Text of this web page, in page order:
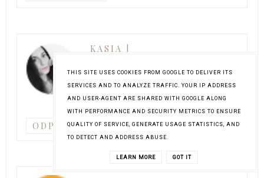
KASIA |
18 października 2014
17:46
Same wspaniałe nowości :)
ODPOWIEDZ
THIS SITE USES COOKIES FROM GOOGLE TO DELIVER ITS
SERVICES AND TO ANALYZE TRAFFIC. YOUR IP ADDRESS
AND USER-AGENT ARE SHARED WITH GOOGLE ALONG
WITH PERFORMANCE AND SECURITY METRICS TO ENSURE
QUALITY OF SERVICE, GENERATE USAGE STATISTICS, AND
TO DETECT AND ADDRESS ABUSE.
LEARN MORE GOT IT